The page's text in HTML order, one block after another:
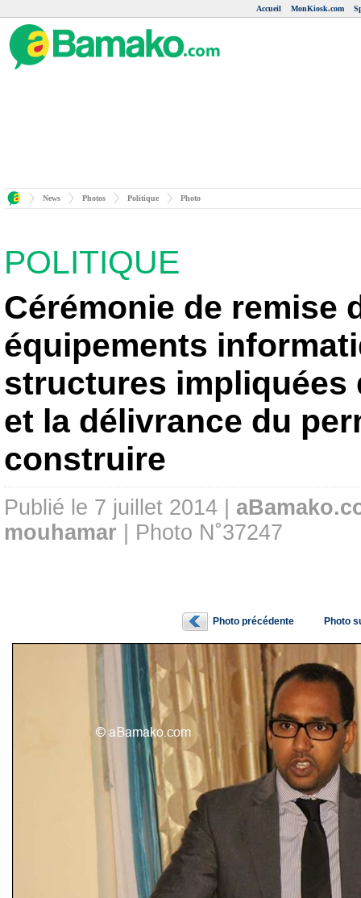
Accueil MonKiosk.com
News Photos Politique Photo
POLITIQUE
Cérémonie de remise
équipements
structures impliquées
et la délivrance du
construire
Publié le 7 juillet 2014 |
mouhamar | Photo N˚37247
Photo précédente Photo